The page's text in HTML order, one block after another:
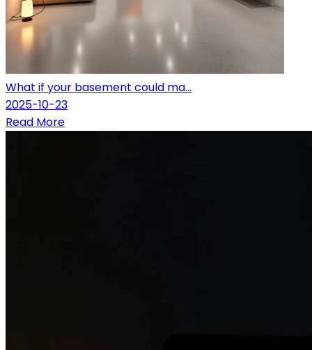
What if your basement could ma...
2025-10-23
Read More